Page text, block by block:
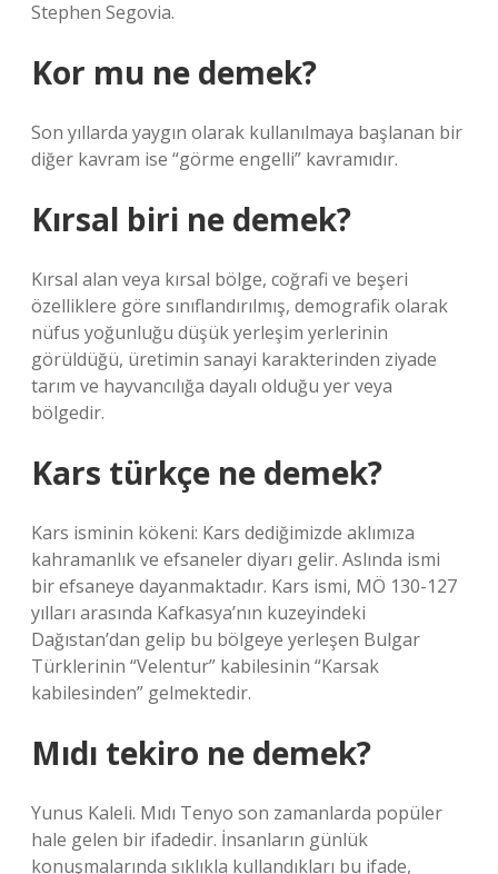
Stephen Segovia.
Kor mu ne demek?
Son yıllarda yaygın olarak kullanılmaya başlanan bir
diğer kavram ise “görme engelli” kavramıdır.
Kırsal biri ne demek?
Kırsal alan veya kırsal bölge, coğrafi ve beşeri
özelliklere göre sınıflandırılmış, demografik olarak
nüfus yoğunluğu düşük yerleşim yerlerinin
görüldüğü, üretimin sanayi karakterinden ziyade
tarım ve hayvancılığa dayalı olduğu yer veya
bölgedir.
Kars türkçe ne demek?
Kars isminin kökeni: Kars dediğimizde aklımıza
kahramanlık ve efsaneler diyarı gelir. Aslında ismi
bir efsaneye dayanmaktadır. Kars ismi, MÖ 130-127
yılları arasında Kafkasya’nın kuzeyindeki
Dağıstan’dan gelip bu bölgeye yerleşen Bulgar
Türklerinin “Velentur” kabilesinin “Karsak
kabilesinden” gelmektedir.
Mıdı tekiro ne demek?
Yunus Kaleli. Mıdı Tenyo son zamanlarda popüler
hale gelen bir ifadedir. İnsanların günlük
konuşmalarında sıklıkla kullandıkları bu ifade,